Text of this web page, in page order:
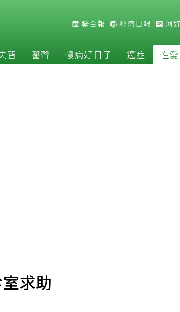
聯合報 經濟日報 河
智 醫聲 慢病好日子 癌症 性愛
求助